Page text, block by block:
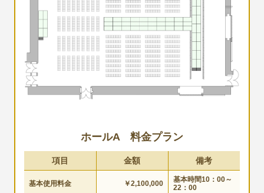
ホールA 料金プラン
項目 金額 備考
基本使用料金 ￥2,100,000 基本時間10： 00～
22： 00